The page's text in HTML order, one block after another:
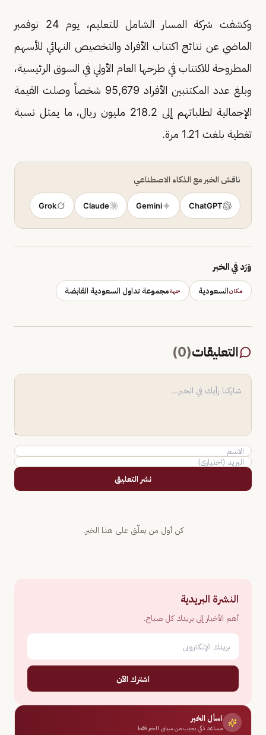
وكشفت شركة المسار الشامل للتعليم، يوم 24 نوفمبر
الماضي عن نتائج اكتتاب الأفراد والتخصيص النهائي للأسهم
المطروحة للاكتتاب في طرحها العام الأولي في السوق الرئيسية،
وبلغ عدد المكتتبين الأفراد 95,679 شخصاً وصلت القيمة
الإجمالية لطلباتهم إلى 218.2 مليون ريال، ما يمثل نسبة
تغطية بلغت 1.21 مرة.
ناقش الخبر مع الذكاء الاصطناعي
ChatGPT
Gemini
Claude
Grok
وَرَد في الخبر
مكانالسعودية جهةمجموعة تداول السعودية القابضة
التعليقات(
0
)
نشر التعليق
كن أول من يعلّق على هذا الخبر.
النشرة البريدية
أهم الأخبار إلى بريدك كل صباح.
اشترك الآن
اسأل الخبر
مساعد ذكي يجيب من سياق الخبر فقط